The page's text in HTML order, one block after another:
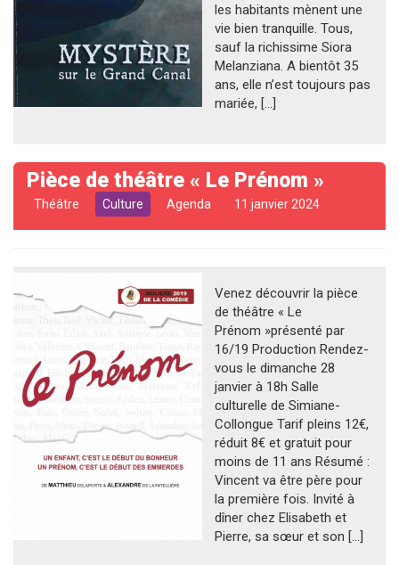
les habitants mènent une
vie bien tranquille. Tous,
sauf la richissime Siora
Melanziana. A bientôt 35
ans, elle n’est toujours pas
mariée, […]
Pièce de théâtre « Le Prénom »
Théâtre Culture Agenda 11 janvier 2024
Venez découvrir la pièce
de théâtre « Le
Prénom »présenté par
16/19 Production Rendez-
vous le dimanche 28
janvier à 18h Salle
culturelle de Simiane-
Collongue Tarif pleins 12€,
réduit 8€ et gratuit pour
moins de 11 ans Résumé :
Vincent va être père pour
la première fois. Invité à
dîner chez Elisabeth et
Pierre, sa sœur et son […]